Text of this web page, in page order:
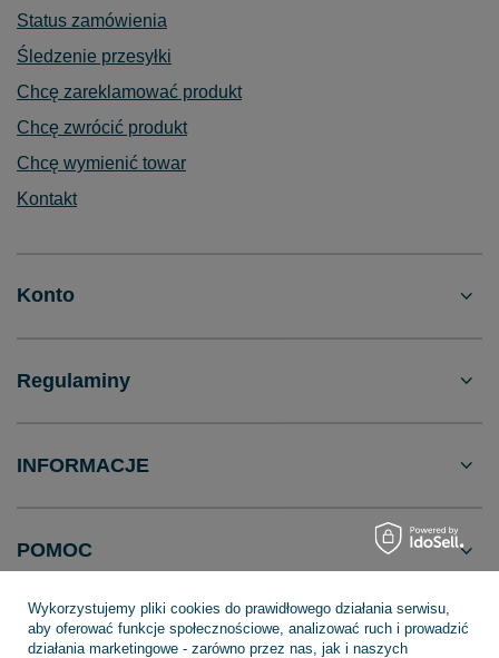
Status zamówienia
Śledzenie przesyłki
Chcę zareklamować produkt
Chcę zwrócić produkt
Chcę wymienić towar
Kontakt
Konto
Regulaminy
INFORMACJE
POMOC
Wykorzystujemy pliki cookies do prawidłowego działania serwisu,
aby oferować funkcje społecznościowe, analizować ruch i prowadzić
działania marketingowe - zarówno przez nas, jak i naszych